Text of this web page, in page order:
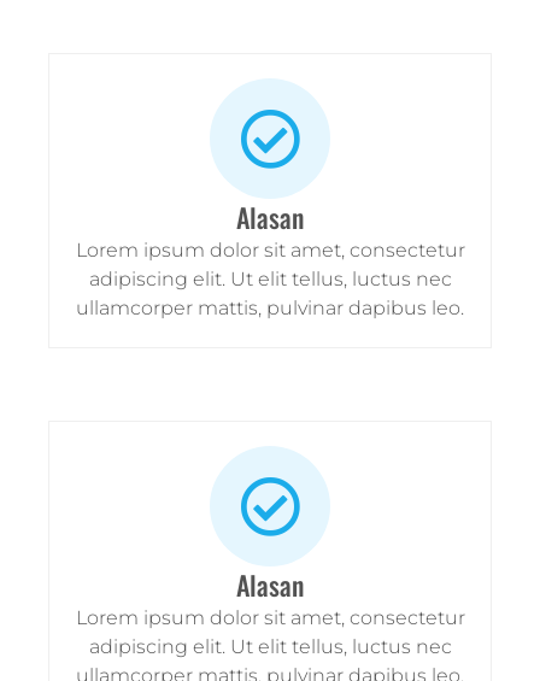
Alasan
Lorem ipsum dolor sit amet, consectetur
adipiscing elit. Ut elit tellus, luctus nec
ullamcorper mattis, pulvinar dapibus leo.
Alasan
Lorem ipsum dolor sit amet, consectetur
adipiscing elit. Ut elit tellus, luctus nec
ullamcorper mattis, pulvinar dapibus leo.